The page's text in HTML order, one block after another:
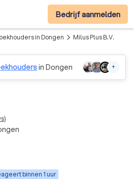
Bedrijf aanmelden
in Dongen arrow_forward_ios Milus Plus B.V.
in Dongen +
)
binnen 1 uur